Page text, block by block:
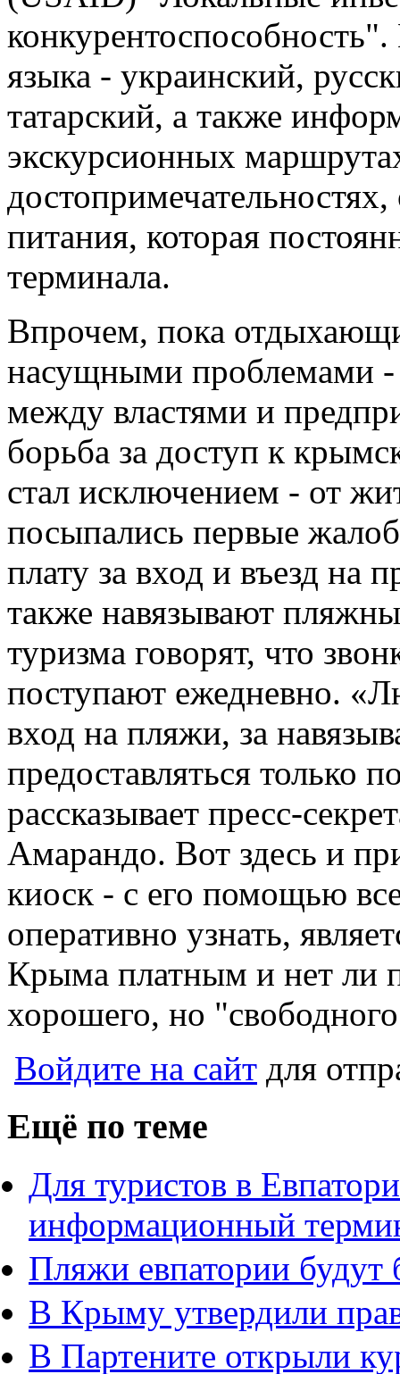
языка - украинский,
татарский, а также
экскурсионных
питания, которая
терминала.
Впрочем, пока
насущными проблемами -
между властями и
борьба за доступ к
стал исключением - от
посыпались первые
плату за вход и въезд на
также навязывают
туризма говорят, что
поступают ежедневно.
вход на пляжи, за
предоставляться
рассказывает пресс-
Амарандо. Вот здесь и
киоск - с его помощью
оперативно узнать,
Крыма платным и нет ли
хорошего, но
Войдите на сайт для
Ещё по теме
Для туристов в
информационный
Пляжи евпатории будут
В Крыму утвердили
В Партените открыли